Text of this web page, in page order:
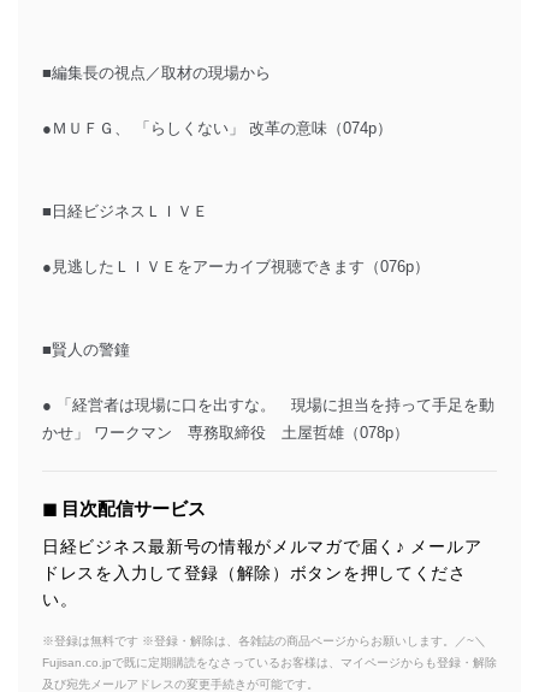
■編集長の視点／取材の現場から
●ＭＵＦＧ、 「らしくない」 改革の意味（074p）
■日経ビジネスＬＩＶＥ
●見逃したＬＩＶＥをアーカイブ視聴できます（076p）
■賢人の警鐘
● 「経営者は現場に口を出すな。 現場に担当を持って手足を動
かせ」 ワークマン 専務取締役 土屋哲雄（078p）
◼︎ 目次配信サービス
日経ビジネス最新号の情報がメルマガで届く♪ メールア
ドレスを入力して登録（解除）ボタンを押してくださ
い。
※登録は無料です ※登録・解除は、各雑誌の商品ページからお願いします。／~＼
Fujisan.co.jpで既に定期購読をなさっているお客様は、マイページからも登録・解除
及び宛先メールアドレスの変更手続きが可能です。